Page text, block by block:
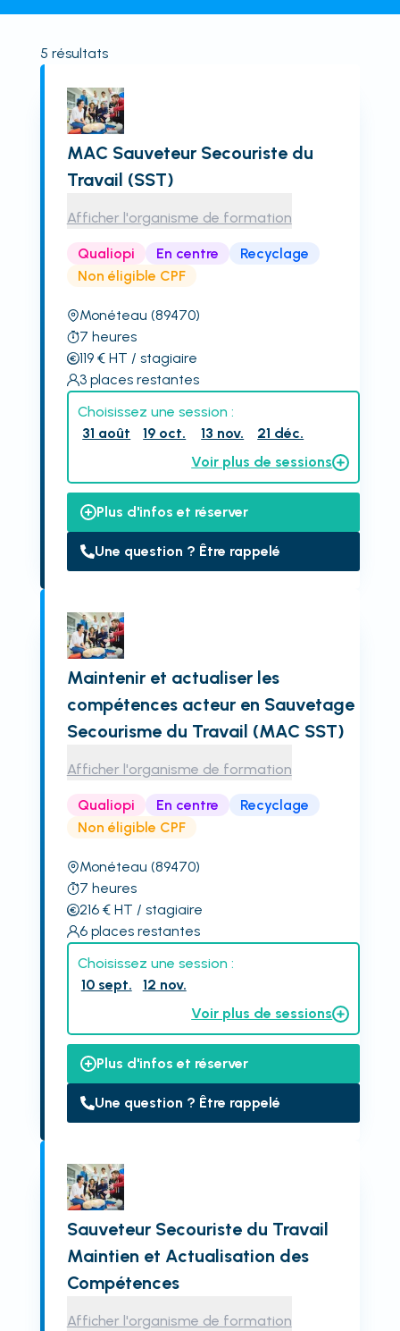
5 résultats
MAC Sauveteur Secouriste du
Travail (SST)
Afficher l'organisme de formation
Qualiopi En centre
Recyclage
Non éligible CPF
Monéteau (89470)
7 heures
119€ HT / stagiaire
3 places restantes
Choisissez une session :
31 août
19 oct. 13 nov.
21 déc.
Voir plus de sessions
Plus d'infos et réserver
Une question ? Être rappelé
Maintenir et actualiser les
compétences acteur en Sauvetage
Secourisme du Travail (MAC SST)
Afficher l'organisme de formation
Qualiopi En centre
Recyclage
Non éligible CPF
Monéteau (89470)
7 heures
216€ HT / stagiaire
6 places restantes
Choisissez une session :
10 sept.
12 nov.
Voir plus de sessions
Plus d'infos et réserver
Une question ? Être rappelé
Sauveteur Secouriste du Travail
Maintien et Actualisation des
Compétences
Afficher l'organisme de formation